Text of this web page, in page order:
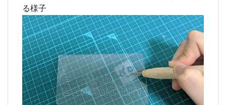
る様子